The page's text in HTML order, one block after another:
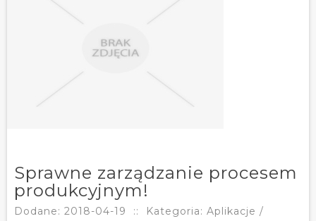
Sprawne zarządzanie procesem
produkcyjnym!
Dodane: 2018-04-19 ::
Kategoria: Aplikacje /